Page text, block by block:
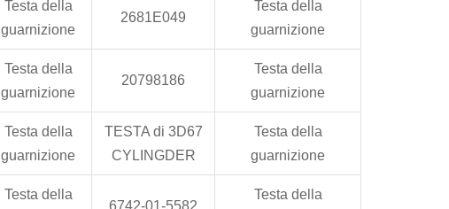
Testa della
guarnizione
2681E049
Testa della
guarnizione
Testa della
guarnizione
20798186
Testa della
guarnizione
Testa della
guarnizione
TESTA di 3D67
CYLINGDER
Testa della
guarnizione
Testa della
6742-01-5582
Testa della